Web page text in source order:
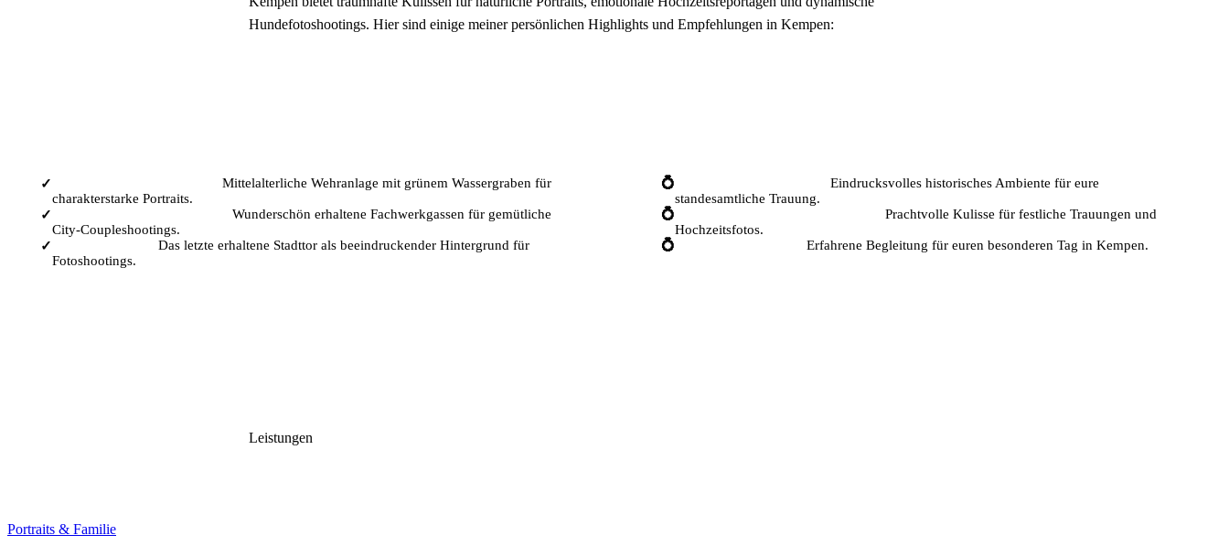
Hundefotoshootings. Hier sind einige meiner persönlichen Highlights und Empfehlungen in Kempen:
✓
Mittelalterliche Wehranlage mit grünem Wassergraben für
charakterstarke Portraits.
✓
Wunderschön erhaltene Fachwerkgassen für gemütliche
City-Coupleshootings.
✓
Das letzte erhaltene Stadttor als beeindruckender Hintergrund für
Fotoshootings.
💍
Eindrucksvolles historisches Ambiente für eure
standesamtliche Trauung.
💍
Prachtvolle Kulisse für festliche Trauungen und
Hochzeitsfotos.
💍
Erfahrene Begleitung für euren besonderen Tag in Kempen.
Leistungen
Portraits & Familie